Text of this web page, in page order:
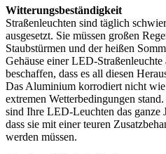
Witterungsbeständigkeit
Straßenleuchten sind täglich
ausgesetzt. Sie müssen großen
Staubstürmen und der heißen
Gehäuse einer LED-
beschaffen, dass es all diesen
Das Aluminium korrodiert nicht
extremen Wetterbedingungen
sind Ihre LED-Leuchten das ganze
dass sie mit einer teuren
werden müssen.